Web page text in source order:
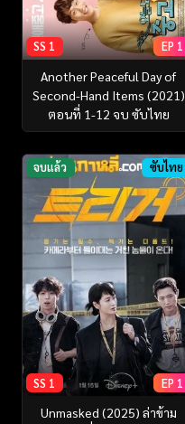
SS 1 EP 1
Another Peaceful Day of
Second-Hand Items (2021)
ตอนที่ 1-12 จบ ซับไทย
จบแล้ว ซับไทย
SS 1 EP 1
Unmasked (2025) ล่าข้าม